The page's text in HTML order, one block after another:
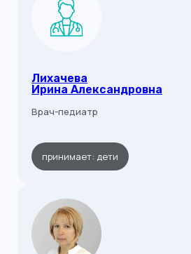
Лихачева
Ирина Александровна
Врач-педиатр
принимает: дети